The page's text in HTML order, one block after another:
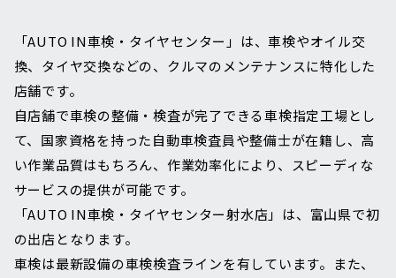
「AUTO IN車検・タイヤセンター」は、車検やオイル交
換、タイヤ交換などの、クルマのメンテナンスに特化した
店舗です。
自店舗で車検の整備・検査が完了できる車検指定工場とし
て、国家資格を持った自動車検査員や整備士が在籍し、高
い作業品質はもちろん、作業効率化により、スピーディな
サービスの提供が可能です。
「AUTO IN車検・タイヤセンター射水店」は、富山県で初
の出店となります。
車検は最新設備の車検検査ラインを有しています。また、